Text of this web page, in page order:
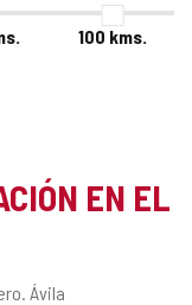
100 kms.
EN EL
Ávila